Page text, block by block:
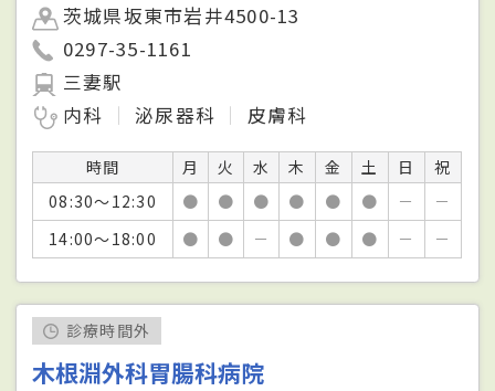
茨城県坂東市岩井4500-13
0297-35-1161
三妻駅
内科
泌尿器科 皮膚科
時間 月 火 水 木 金 土 日
祝
08:30～12:30
● ● ● ● ● ● －
－
14:00～18:00
● ● － ● ● ● － －
診療時間外
木根淵外科胃腸科病院